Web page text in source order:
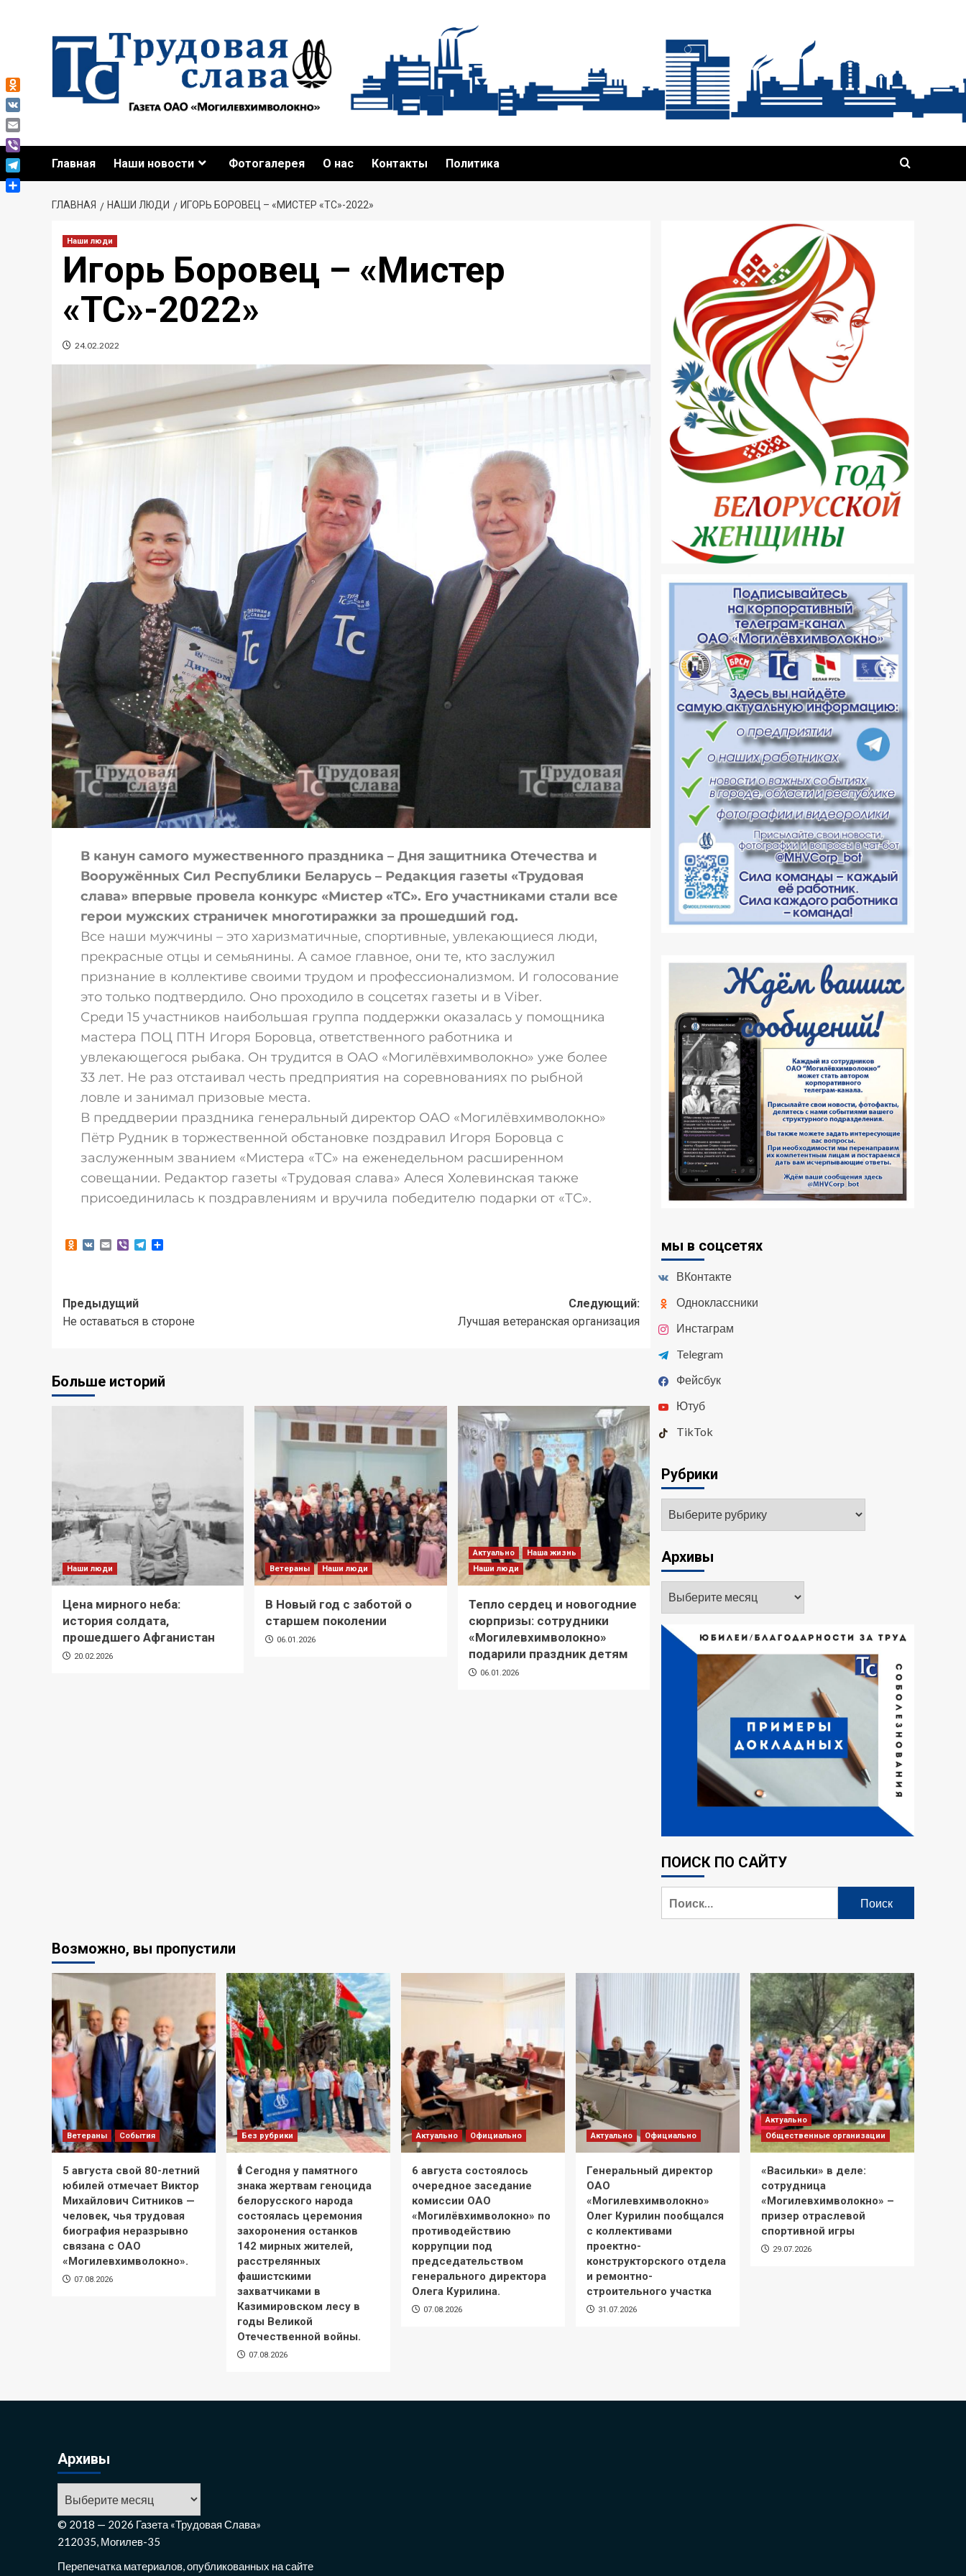
Главная Наши новости Фотогалерея О нас Контакты Политика
ГЛАВНАЯ НАШИ ЛЮДИ ИГОРЬ БОРОВЕЦ – «МИСТЕР «ТС»-2022»
Наши люди
Игорь Боровец – «Мистер
«ТС»-2022»
24.02.2022
В канун самого мужественного праздника – Дня защитника Отечества и
Вооружённых Сил Республики Беларусь – Редакция газеты «Трудовая
слава» впервые провела конкурс «Мистер «ТС». Его участниками стали все
герои мужских страничек многотиражки за прошедший год.
Все наши мужчины – это харизматичные, спортивные, увлекающиеся люди,
прекрасные отцы и семьянины. А самое главное, они те, кто заслужил
признание в коллективе своими трудом и профессионализмом. И голосование
это только подтвердило. Оно проходило в соцсетях газеты и в Viber.
Среди 15 участников наибольшая группа поддержки оказалась у помощника
мастера ПОЦ ПТН Игоря Боровца, ответственного работника и
увлекающегося рыбака. Он трудится в ОАО «Могилёвхимволокно» уже более
33 лет. Не раз отстаивал честь предприятия на соревнованиях по рыбной
ловле и занимал призовые места.
В преддверии праздника генеральный директор ОАО «Могилёвхимволокно»
Пётр Рудник в торжественной обстановке поздравил Игоря Боровца с
заслуженным званием «Мистера «ТС» на еженедельном расширенном
совещании. Редактор газеты «Трудовая слава» Алеся Холевинская также
присоединилась к поздравлениям и вручила победителю подарки от «ТС».
Odnoklassniki
VK EmailViberTelegram
Предыдущий
Не оставаться в стороне
Следующий:
Лучшая ветеранская организация
Больше историй
Наши люди
Цена мирного неба:
история солдата,
прошедшего Афганистан
20.02.2026
Ветераны Наши люди
В Новый год с заботой о
старшем поколении
06.01.2026
Актуально
Наша жизнь
Наши люди
Тепло сердец и новогодние
сюрпризы: сотрудники
«Могилевхимволокно»
подарили праздник детям
06.01.2026
мы в соцсетях
ВКонтакте
Одноклассники
Инстаграм
Telegram
Фейсбук
Ютуб
TikTok
Рубрики
Архивы
ПОИСК ПО САЙТУ
Возможно, вы пропустили
Ветераны События
5 августа свой 80-летний
юбилей отмечает Виктор
Михайлович Ситников —
человек, чья трудовая
биография неразрывно
связана с ОАО
«Могилевхимволокно».
07.08.2026
Без рубрики
🕯 Сегодня у памятного
знака жертвам геноцида
белорусского народа
состоялась церемония
захоронения останков
142 мирных жителей,
расстрелянных
фашистскими
захватчиками в
Казимировском лесу в
годы Великой
Отечественной войны.
07.08.2026
Актуально Официально
6 августа состоялось
очередное заседание
комиссии ОАО
«Могилёвхимволокно» по
противодействию
коррупции под
председательством
генерального директора
Олега Курилина.
07.08.2026
Актуально Официально
Генеральный директор
ОАО
«Могилевхимволокно»
Олег Курилин пообщался
с коллективами
проектно-
конструкторского отдела
и ремонтно-
строительного участка
31.07.2026
Актуально
Общественные организации
«Васильки» в деле:
сотрудница
«Могилевхимволокно» –
призер отраслевой
спортивной игры
29.07.2026
Архивы
© 2018 — 2026 Газета «Трудовая Слава»
212035, Могилев-35
Перепечатка материалов, опубликованных на сайте
Odnoklassniki
VK
Email
Viber
Telegram
Отправить